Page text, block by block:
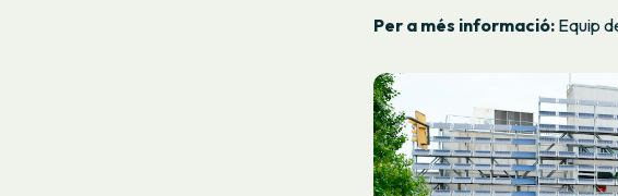
Per a més informació: Equip